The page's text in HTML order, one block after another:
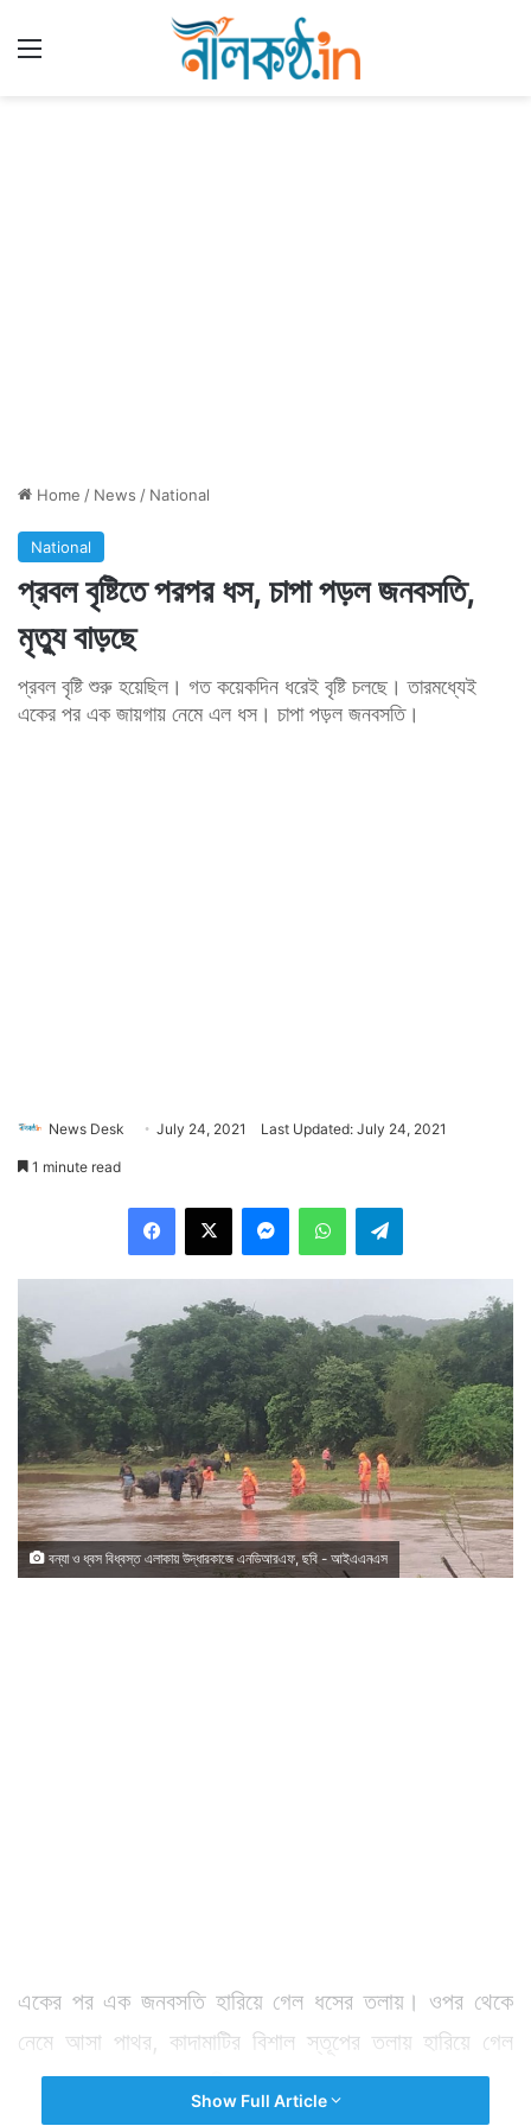
Home / News / National
National
প্রবল বৃষ্টিতে পরপর ধস, চাপা পড়ল জনবসতি,
মৃত্যু বাড়ছে
প্রবল বৃষ্টি শুরু হয়েছিল। গত কয়েকদিন ধরেই বৃষ্টি চলছে। তারমধ্যেই
একের পর এক জায়গায় নেমে এল ধস। চাপা পড়ল জনবসতি।
News Desk July 24, 2021 Last Updated: July 24, 2021
1 minute read
বন্যা ও ধ্বস বিধ্বস্ত এলাকায় উদ্ধারকাজে এনডিআরএফ, ছবি - আইএএনএস
একের পর এক জনবসতি হারিয়ে গেল ধসের তলায়। ওপর থেকে
নেমে আসা পাথর, কাদামাটির বিশাল স্তূপের তলায় হারিয়ে গেল
পাহাড়ের পাদদেশের জনবসতির মানুষজন।
Show Full Article